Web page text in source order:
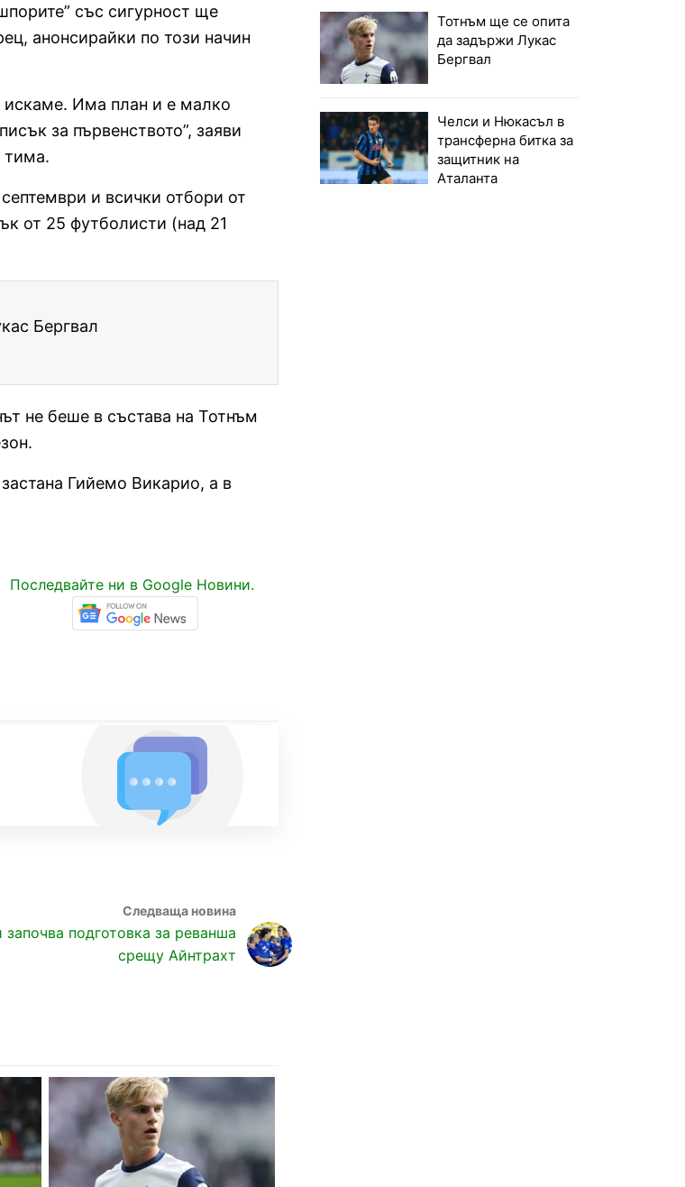
със сигурност ще
анонсирайки по този начин
Има план и е малко
за първенството”, заяви
тима.
септември и всички отбори от
от 25 футболисти (над 21
Бергвал
не беше в състава на Тотнъм
Гийемо Викарио, а в
Последвайте ни в Google Новини.
започва подготовка за реванша
срещу Айнтрахт
Тотнъм ще се опита
да задържи Лукас
Бергвал
Челси и Нюкасъл в
трансферна битка за
защитник на
Аталанта